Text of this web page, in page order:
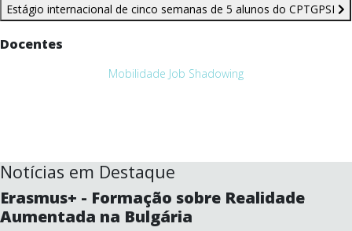
Estágio internacional de cinco semanas de 5 alunos do CPTGPSI
Docentes
Mobilidade Job Shadowing
Notícias em Destaque
Erasmus+ - Formação sobre Realidade
Aumentada na Bulgária